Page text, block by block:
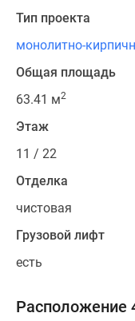
Тип проекта
монолитно-
Общая площадь
63.41 м2
Этаж
11 / 22
Отделка
чистовая
Грузовой лифт
есть
Расположение